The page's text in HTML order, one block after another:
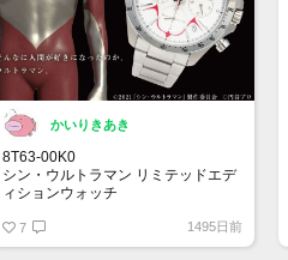
かいりきあき
8T63-00K0
シン・ウルトラマン リミテッドエデ
ィションウォッチ
まだ見かけた事はありません
7 1495日前